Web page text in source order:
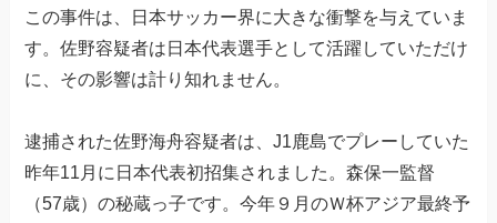
この事件は、日本サッカー界に大きな衝撃を与えていま
す。佐野容疑者は日本代表選手として活躍していただけ
に、その影響は計り知れません。
逮捕された佐野海舟容疑者は、J1鹿島でプレーしていた
昨年11月に日本代表初招集されました。森保一監督
（57歳）の秘蔵っ子です。今年９月のＷ杯アジア最終予